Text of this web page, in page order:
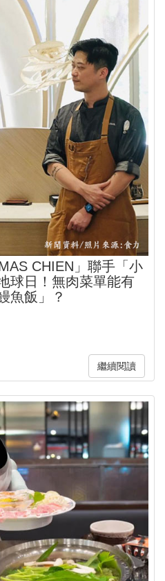
CHIEN」聯手「小
球日！無肉菜單能有
魚飯」？
繼續閱讀